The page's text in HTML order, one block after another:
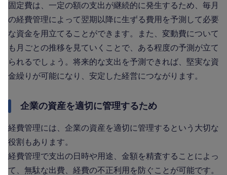
固定費は、一定の額の支出が継続的に発生するため、毎月
の経費管理によって翌期以降に生ずる費用を予測して必要
な資金を用立てることができます。また、変動費について
も月ごとの推移を見ていくことで、ある程度の予測が立て
られるでしょう。将来的な支出を予測できれば、堅実な資
金繰りが可能になり、安定した経営につながります。
企業の資産を適切に管理するため
経費管理には、企業の資産を適切に管理するという大切な
役割もあります。
経費管理で支出の日時や用途、金額を精査することによっ
て、無駄な出費、経費の不正利用を防ぐことが可能です。